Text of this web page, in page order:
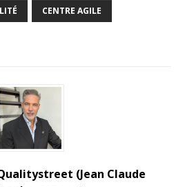
CENTRE AGILE
(Jean Claude